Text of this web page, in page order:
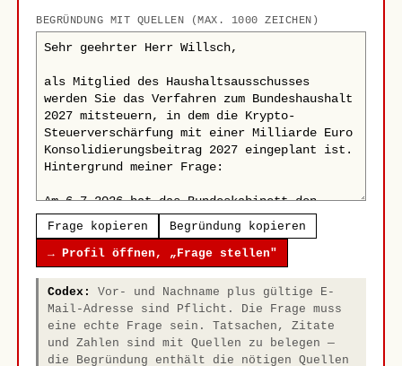
BEGRÜNDUNG MIT QUELLEN (MAX. 1000 ZEICHEN)
Frage kopieren Begründung kopieren
→ Profil öffnen, „Frage stellen"
Codex:
Vor- und Nachname plus gültige E-
Mail-Adresse sind Pflicht. Die Frage muss
eine echte Frage sein. Tatsachen, Zitate
und Zahlen sind mit Quellen zu belegen —
die Begründung enthält die nötigen Quellen